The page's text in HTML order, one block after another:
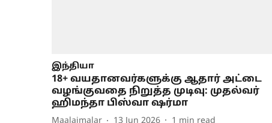
இந்தியா
18+ வயதானவர்களுக்கு ஆதார் அட்டை
வழங்குவதை நிறுத்த முடிவு: முதல்வர்
ஹிமந்தா பிஸ்வா ஷர்மா